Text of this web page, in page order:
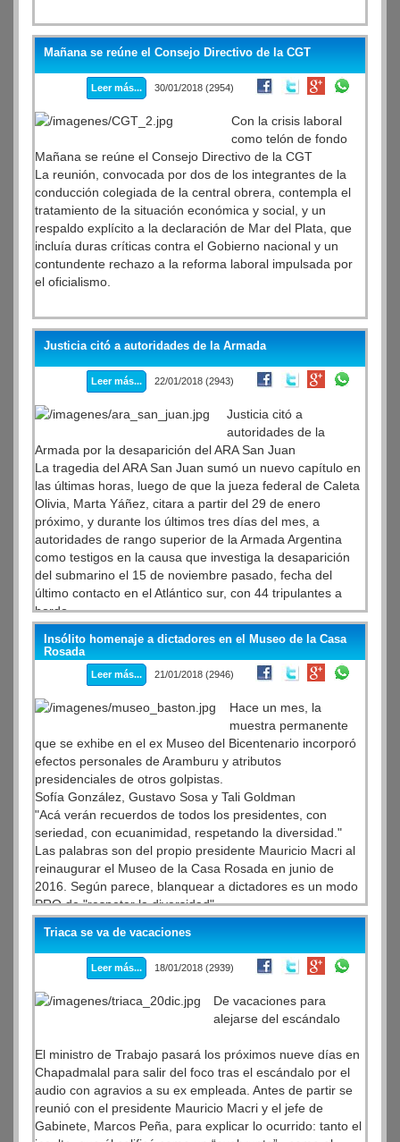
Mañana se reúne el Consejo Directivo de la CGT
Leer más... 30/01/2018 (2954)
Con la crisis laboral
como telón de fondo
Mañana se reúne el Consejo Directivo de la CGT
La reunión, convocada por dos de los integrantes de la
conducción colegiada de la central obrera, contempla el
tratamiento de la situación económica y social, y un
respaldo explícito a la declaración de Mar del Plata, que
incluía duras críticas contra el Gobierno nacional y un
contundente rechazo a la reforma laboral impulsada por
el oficialismo.
Justicia citó a autoridades de la Armada
Leer más... 22/01/2018 (2943)
Justicia citó a
autoridades de la
Armada por la desaparición del ARA San Juan
La tragedia del ARA San Juan sumó un nuevo capítulo en
las últimas horas, luego de que la jueza federal de Caleta
Olivia, Marta Yáñez, citara a partir del 29 de enero
próximo, y durante los últimos tres días del mes, a
autoridades de rango superior de la Armada Argentina
como testigos en la causa que investiga la desaparición
del submarino el 15 de noviembre pasado, fecha del
último contacto en el Atlántico sur, con 44 tripulantes a
bordo.
Insólito homenaje a dictadores en el Museo de la Casa
Rosada
Leer más... 21/01/2018 (2946)
Hace un mes, la
muestra permanente
que se exhibe en el ex Museo del Bicentenario incorporó
efectos personales de Aramburu y atributos
presidenciales de otros golpistas.
Sofía González, Gustavo Sosa y Tali Goldman
"Acá verán recuerdos de todos los presidentes, con
seriedad, con ecuanimidad, respetando la diversidad."
Las palabras son del propio presidente Mauricio Macri al
reinaugurar el Museo de la Casa Rosada en junio de
2016. Según parece, blanquear a dictadores es un modo
PRO de "respetar la diversidad".
Triaca se va de vacaciones
Leer más... 18/01/2018 (2939)
De vacaciones para
alejarse del escándalo
El ministro de Trabajo pasará los próximos nueve días en
Chapadmalal para salir del foco tras el escándalo por el
audio con agravios a su ex empleada. Antes de partir se
reunió con el presidente Mauricio Macri y el jefe de
Gabinete, Marcos Peña, para explicar lo ocurrido: tanto el